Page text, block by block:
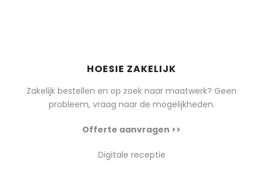
HOESIE ZAKELIJK
Zakelijk bestellen en op zoek naar maatwerk? Geen
probleem, vraag naar de mogelijkheden.
Offerte aanvragen >>
Digitale receptie